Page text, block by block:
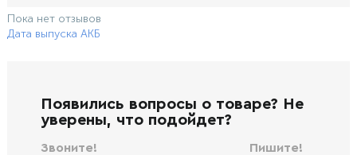
Пока нет отзывов
Дата выпуска АКБ
Появились вопросы о товаре? Не
уверены, что подойдет?
Звоните! Пишите!